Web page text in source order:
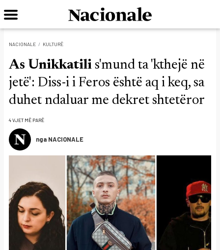
NACIONALE KULTURË
As Unikkatili s'mund ta 'kthejë në
jetë': Diss-i i Feros është aq i keq, sa
duhet ndaluar me dekret shtetëror
4 VJET MË PARË
nga NACIONALE